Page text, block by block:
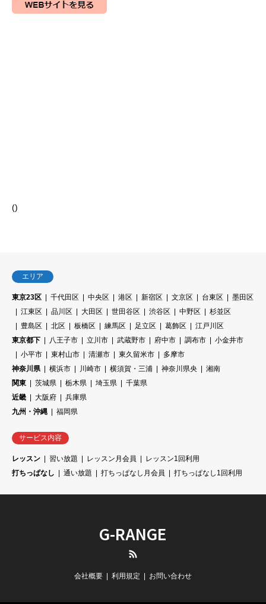
()
エリア
東京23区 千代田区 中央区 港区 新宿区 文京区 台東区
墨田区
江東区
品川区 大田区 世田谷区 渋谷区 中野区
杉並区
豊島区
北区 板橋区 練馬区 足立区 葛飾区
江戸川区
東京都下
八王子市 立川市 武蔵野市 府中市 調布市
小金井市
小平市
東村山市 清瀬市 東久留米市
多摩市
神奈川県
横浜市 川崎市 横須賀・三浦 神奈川県央
湘南
関東
茨城県 栃木県 埼玉県
千葉県
近畿
大阪府
兵庫県
九州・沖縄
福岡県
サービス内容
レッスン 習い放題 レッスン月会員
レッスン1回利用
打ちっぱなし
通い放題 打ちっぱなし月会員 打ちっぱなし1回利用
G-RANGE
会社概要 利用規定 お問い合わせ